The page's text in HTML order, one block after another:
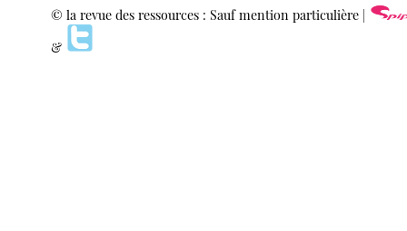
© la revue des ressources : Sauf mention particulière |
&